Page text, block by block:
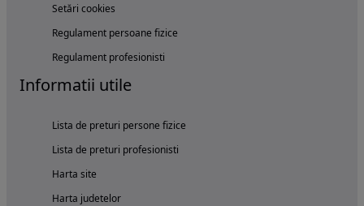
Setări cookies
Regulament persoane fizice
Regulament profesionisti
Informatii utile
Lista de preturi persone fizice
Lista de preturi profesionisti
Harta site
Harta judetelor